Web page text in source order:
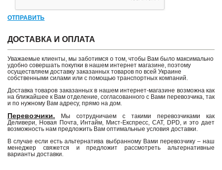
ОТПРАВИТЬ
ДОСТАВКА И ОПЛАТА
Уважаемые клиенты, мы заботимся о том, чтобы Вам было максимально
удобно совершать покупки в нашем интернет магазине, поэтому
осуществляем доставку заказанных товаров по всей Украине
собственными силами или с помощью транспортных компаний.
Доставка товаров заказанных в нашем интернет-магазине возможна как
на ближайшее к Вам отделение, согласованного с Вами перевозчика, так
и по нужному Вам адресу, прямо на дом.
Перевозчики. Мы сотрудничаем с такими перевозчиками как
Деливери, Новая Почта, Интайм, Мист-Експресс, САТ, DPD, и это дает
возможность нам предложить Вам оптимальные условия доставки.
В случае если есть альтернатива выбранному Вами перевозчику – наш
менеджер свяжется и предложит рассмотреть альтернативные
варианты доставки.